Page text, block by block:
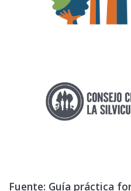
Fuente: Guía práctica